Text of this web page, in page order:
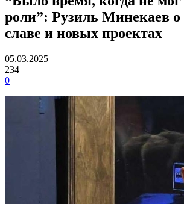
роли”: Рузиль Минекаев
славе и новых проектах
05.03.2025
234
0